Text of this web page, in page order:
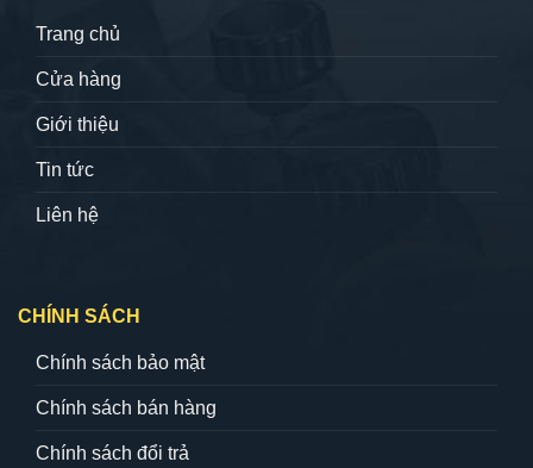
Trang chủ
Cửa hàng
Giới thiệu
Tin tức
Liên hệ
CHÍNH SÁCH
Chính sách bảo mật
Chính sách bán hàng
Chính sách đổi trả